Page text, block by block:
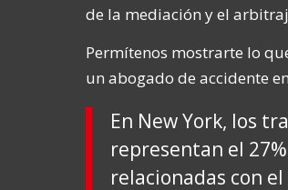
de la mediación y el
Permítenos mostrarte lo
un abogado de accidente
En New York, los
representan el
relacionadas con